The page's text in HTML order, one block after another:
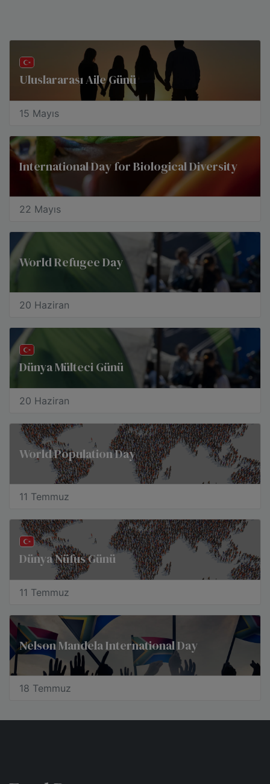
Uluslararası Aile Günü
15 Mayıs
International Day for Biological Diversity
22 Mayıs
World Refugee Day
20 Haziran
Dünya Mülteci Günü
20 Haziran
World Population Day
11 Temmuz
Dünya Nüfus Günü
11 Temmuz
Nelson Mandela International Day
18 Temmuz